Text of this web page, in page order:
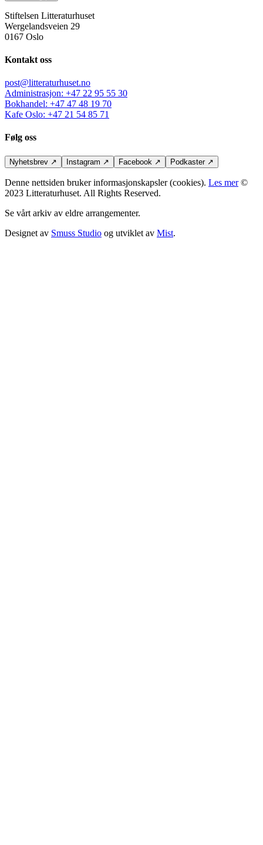
Stiftelsen Litteraturhuset
Wergelandsveien 29
0167 Oslo
Kontakt oss
post@litteraturhuset.no
Administrasjon: +47 22 95 55 30
Bokhandel: +47 47 48 19 70
Kafe Oslo: +47 21 54 85 71
Følg oss
Nyhetsbrev ↗ Instagram ↗ Facebook ↗ Podkaster↗
Denne nettsiden bruker informasjonskapsler (cookies). Les mer©
2023 Litteraturhuset. All Rights Reserved.
Se vårt arkiv av eldre arrangementer.
Designet av Smuss Studio og utviklet av Mist.